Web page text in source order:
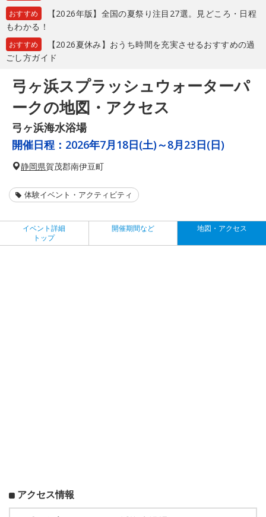
おすすめ
【2026年版】全国の夏祭り注目27選。見どころ・日程
もわかる！
おすすめ
【2026夏休み】おうち時間を充実させるおすすめの過
ごし方ガイド
弓ヶ浜スプラッシュウォーターパ
ークの地図・アクセス
弓ヶ浜海水浴場
開催日程： 2026年7月18日(土)～8月23日(日)
静岡県賀茂郡南伊豆町
体験イベント・アクティビティ
イベント詳細
トップ
開催期間など 地図・アクセス
アクセス情報